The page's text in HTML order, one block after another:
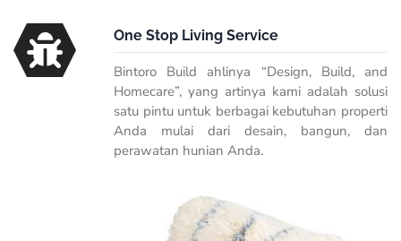
One Stop Living Service
Bintoro Build ahlinya “Design, Build, and
Homecare”, yang artinya kami adalah solusi
satu pintu untuk berbagai kebutuhan properti
Anda mulai dari desain, bangun, dan
perawatan hunian Anda.